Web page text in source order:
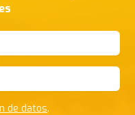
de datos.